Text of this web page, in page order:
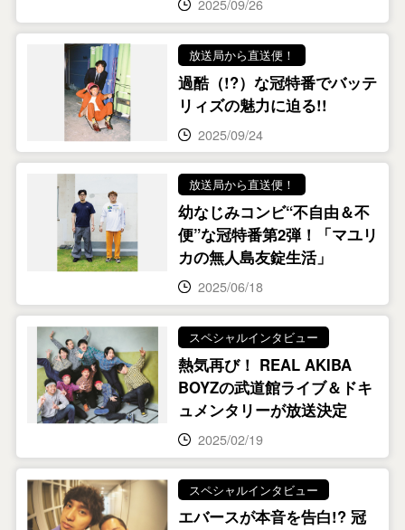
2025/09/26
放送局から直送便！
過酷（!?）な冠特番でバッテ
リィズの魅力に迫る!!
2025/09/24
放送局から直送便！
幼なじみコンビ“不自由＆不
便”な冠特番第2弾！「マユリ
カの無人島友錠生活」
2025/06/18
スペシャルインタビュー
熱気再び！ REAL AKIBA
BOYZの武道館ライブ＆ドキ
ュメンタリーが放送決定
2025/02/19
スペシャルインタビュー
エバースが本音を告白!? 冠